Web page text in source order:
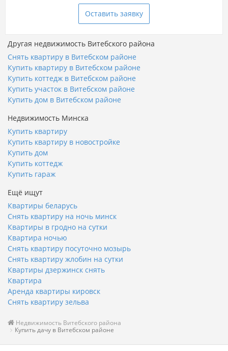
Оставить заявку
Другая недвижимость Витебского района
Снять квартиру в Витебском районе
Купить квартиру в Витебском районе
Купить коттедж в Витебском районе
Купить участок в Витебском районе
Купить дом в Витебском районе
Недвижимость Минска
Купить квартиру
Купить квартиру в новостройке
Купить дом
Купить коттедж
Купить гараж
Ещё ищут
Квартиры беларусь
Снять квартиру на ночь минск
Квартиры в гродно на сутки
Квартира ночью
Снять квартиру посуточно мозырь
Снять квартиру жлобин на сутки
Квартиры дзержинск снять
Квартира
Аренда квартиры кировск
Снять квартиру зельва
Недвижимость Витебского района
Купить дачу в Витебском районе